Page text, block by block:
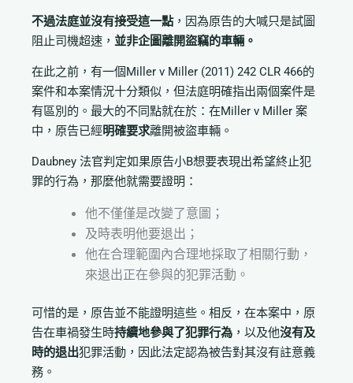
不過法庭並沒有接受這一點，因為原告的大喊只是試圖
阻止司機超速， 並非企圖離開盜竊的車輛。
在此之前，有一個Miller v Miller (2011) 242 CLR 466的
案件和本案情況十分類似，但法庭明確指出兩個案件是
有區別的。最大的不同點就在於：在Miller v Miller 案
中，原告已經明確要求離開被盜車輛。
Daubney 法官判定如果原告小B想要表現出希望終止犯
罪的行為，那麼他就需要證明：
他不僅僅是改變了意圖；
及時表明他要退出；
他在合理範圍內合理地採取了相關行動，
來退出正在參與的犯罪活動。
可惜的是，原告並不能證明這些。相反，在本案中，原
告在車禍發生時持續地參與了犯罪行為 ，以及他沒有及
時的退出犯罪活動，因此法定認為被告對其沒有註意義
務。